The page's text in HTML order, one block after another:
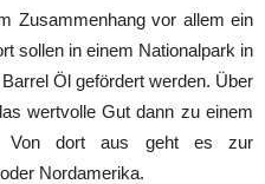
Zusammenhang vor allem ein
sollen in einem Nationalpark in
Öl gefördert werden. Über
wertvolle Gut dann zu einem
Von dort aus geht es zur
Nordamerika.